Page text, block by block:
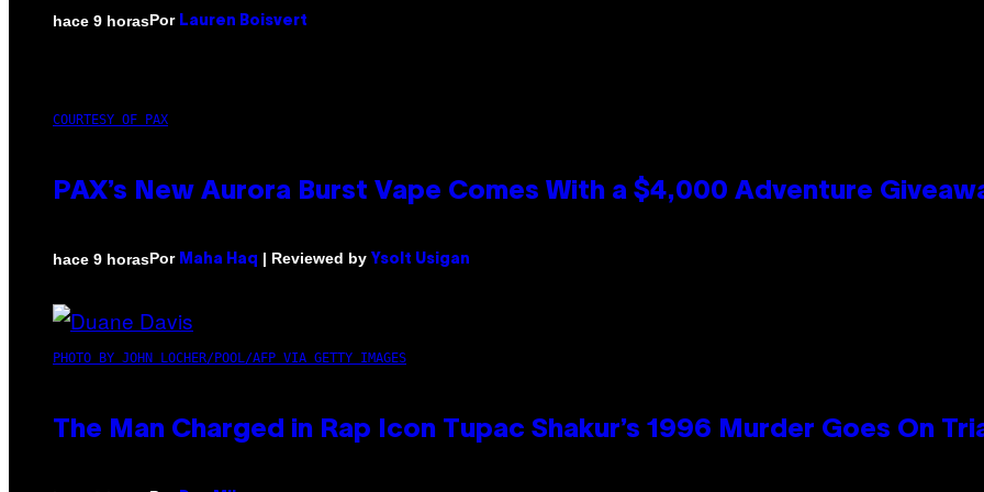
hace 9 horasPor Lauren Boisvert
COURTESY OF PAX
PAX’s New Aurora Burst Vape Comes With a $4,000 Adventure
hace 9 horasPor Maha Haq | Reviewed by Ysolt Usigan
PHOTO BY JOHN LOCHER/POOL/AFP VIA GETTY IMAGES
The Man Charged in Rap Icon Tupac Shakur’s 1996 Murder Goes On